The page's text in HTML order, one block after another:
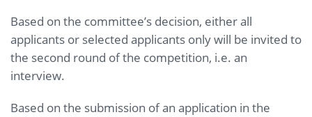
Based on the committee’s decision, either all
applicants or selected applicants only will be invited to
the second round of the competition, i.e. an
interview.
Based on the submission of an application in the